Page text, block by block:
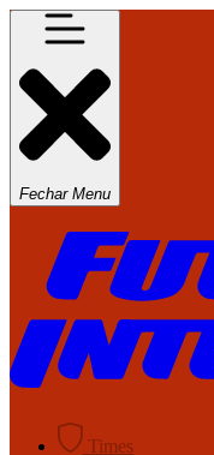
Fechar Menu
Times